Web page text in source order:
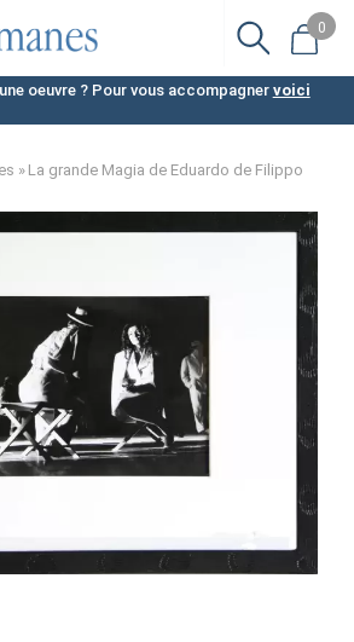
0
oeuvre ? Pour vous accompagner voici
La grande Magia de Eduardo de Filippo